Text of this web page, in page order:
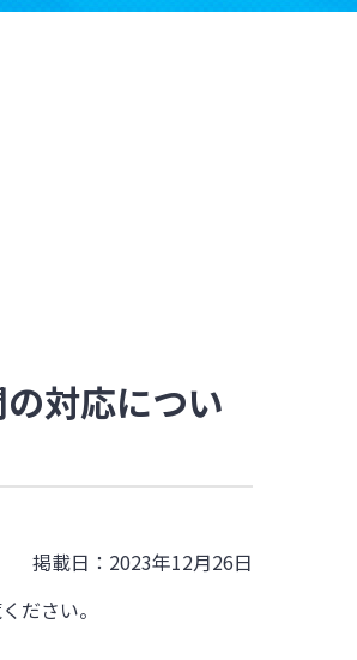
対応につい
掲載日：2023年12月26日
ださい。